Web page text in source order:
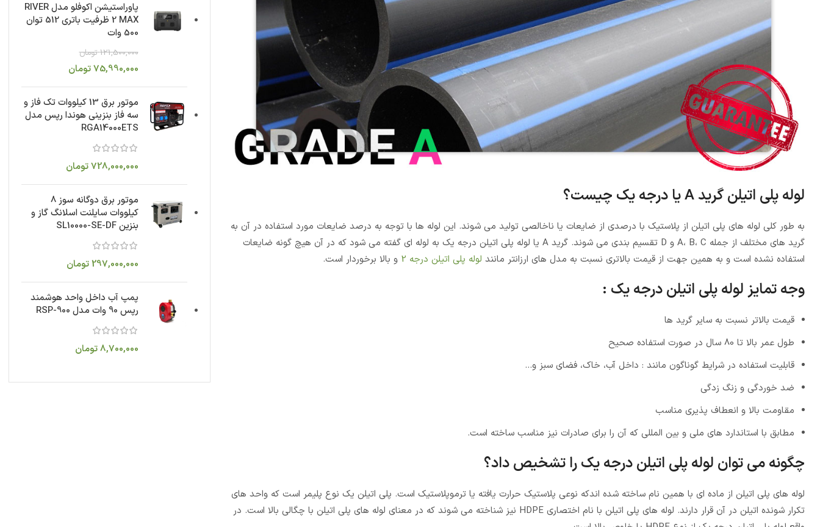
لوله پلی اتیلن گرید A یا درجه یک چیست؟
به طور کلی لوله های پلی اتیلن از پلاستیک با درصدی از ضایعات یا ناخالصی تولید می شوند. این لوله ها با توجه به درصد ضایعات مورد استفاده در آن به
گرید های مختلف از جمله A، B، C و D تقسیم بندی می شوند. گرید A یا لوله پلی اتیلن درجه یک به لوله ای گفته می شود که در آن هیچ گونه ضایعات
استفاده نشده است و به همین جهت از قیمت بالاتری نسبت به مدل های ارزانتر مانند لوله پلی اتیلن درجه 2 و بالا برخوردار است.
وجه تمایز لوله پلی اتیلن درجه یک :
قیمت بالاتر نسبت به سایر گرید ها
طول عمر بالا تا 80 سال در صورت استفاده صحیح
قابلیت استفاده در شرایط گوناگون مانند : داخل آب، خاک، فضای سبز و...
ضد خوردگی و زنگ زدگی
مقاومت بالا و انعطاف پذیری مناسب
مطابق با استاندارد های ملی و بین المللی که آن را برای صادرات نیز مناسب ساخته است.
چگونه می توان لوله پلی اتیلن درجه یک را تشخیص داد؟
لوله های پلی اتیلن از ماده ای با همین نام ساخته شده اندکه نوعی پلاستیک حرارت یافته یا ترموپلاستیک است. پلی اتیلن یک نوع پلیمر است که واحد های
تکرار شونده اتیلن در آن قرار دارند. لوله های پلی اتیلن با نام اختصاری HDPE نیز شناخته می شوند که در معنای لوله های پلی اتیلن با چگالی بالا است. در
پاوراستیشن اکوفلو مدل RIVER
2 MAX ظرفیت باتری 512 توان
500 وات
121,500,000تومان
75,990,000تومان
موتور برق 13 کیلووات تک فاز و
سه فاز بنزینی هوندا رپس مدل
RGA14000ETS
728,000,000تومان
موتور برق دوگانه سوز 8
کیلووات سایلنت اسلانگ گاز و
بنزین SL10000-SE-DF
297,000,000تومان
پمپ آب داخل واحد هوشمند
رپس 90 وات مدل RSP-900
8,700,000تومان